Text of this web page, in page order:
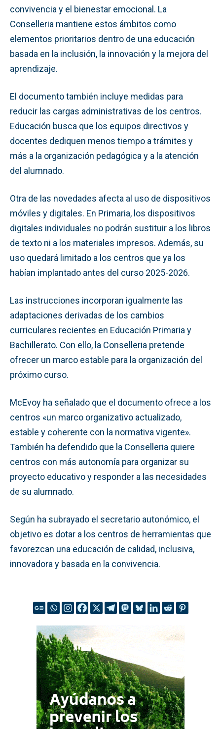
convivencia y el bienestar emocional. La
Conselleria mantiene estos ámbitos como
elementos prioritarios dentro de una educación
basada en la inclusión, la innovación y la mejora del
aprendizaje.
El documento también incluye medidas para
reducir las cargas administrativas de los centros.
Educación busca que los equipos directivos y
docentes dediquen menos tiempo a trámites y
más a la organización pedagógica y a la atención
del alumnado.
Otra de las novedades afecta al uso de dispositivos
móviles y digitales. En Primaria, los dispositivos
digitales individuales no podrán sustituir a los libros
de texto ni a los materiales impresos. Además, su
uso quedará limitado a los centros que ya los
habían implantado antes del curso 2025-2026.
Las instrucciones incorporan igualmente las
adaptaciones derivadas de los cambios
curriculares recientes en Educación Primaria y
Bachillerato. Con ello, la Conselleria pretende
ofrecer un marco estable para la organización del
próximo curso.
McEvoy ha señalado que el documento ofrece a los
centros «un marco organizativo actualizado,
estable y coherente con la normativa vigente».
También ha defendido que la Conselleria quiere
centros con más autonomía para organizar su
proyecto educativo y responder a las necesidades
de su alumnado.
Según ha subrayado el secretario autonómico, el
objetivo es dotar a los centros de herramientas que
favorezcan una educación de calidad, inclusiva,
innovadora y basada en la convivencia.